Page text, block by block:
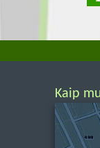
Kaip